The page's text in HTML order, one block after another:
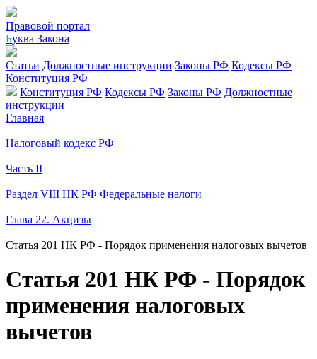
Правовой портал
Буква Закона
Статьи Должностные инструкции Законы РФ Кодексы РФ
Конституция РФ
Конституция РФ Кодексы РФ Законы РФ Должностные
инструкции
Главная
Налоговый кодекс РФ
Часть II
Раздел VIII НК РФ Федеральные налоги
Глава 22. Акцизы
Статья 201 НК РФ - Порядок применения налоговых вычетов
Статья 201 НК РФ - Порядок
применения налоговых
вычетов